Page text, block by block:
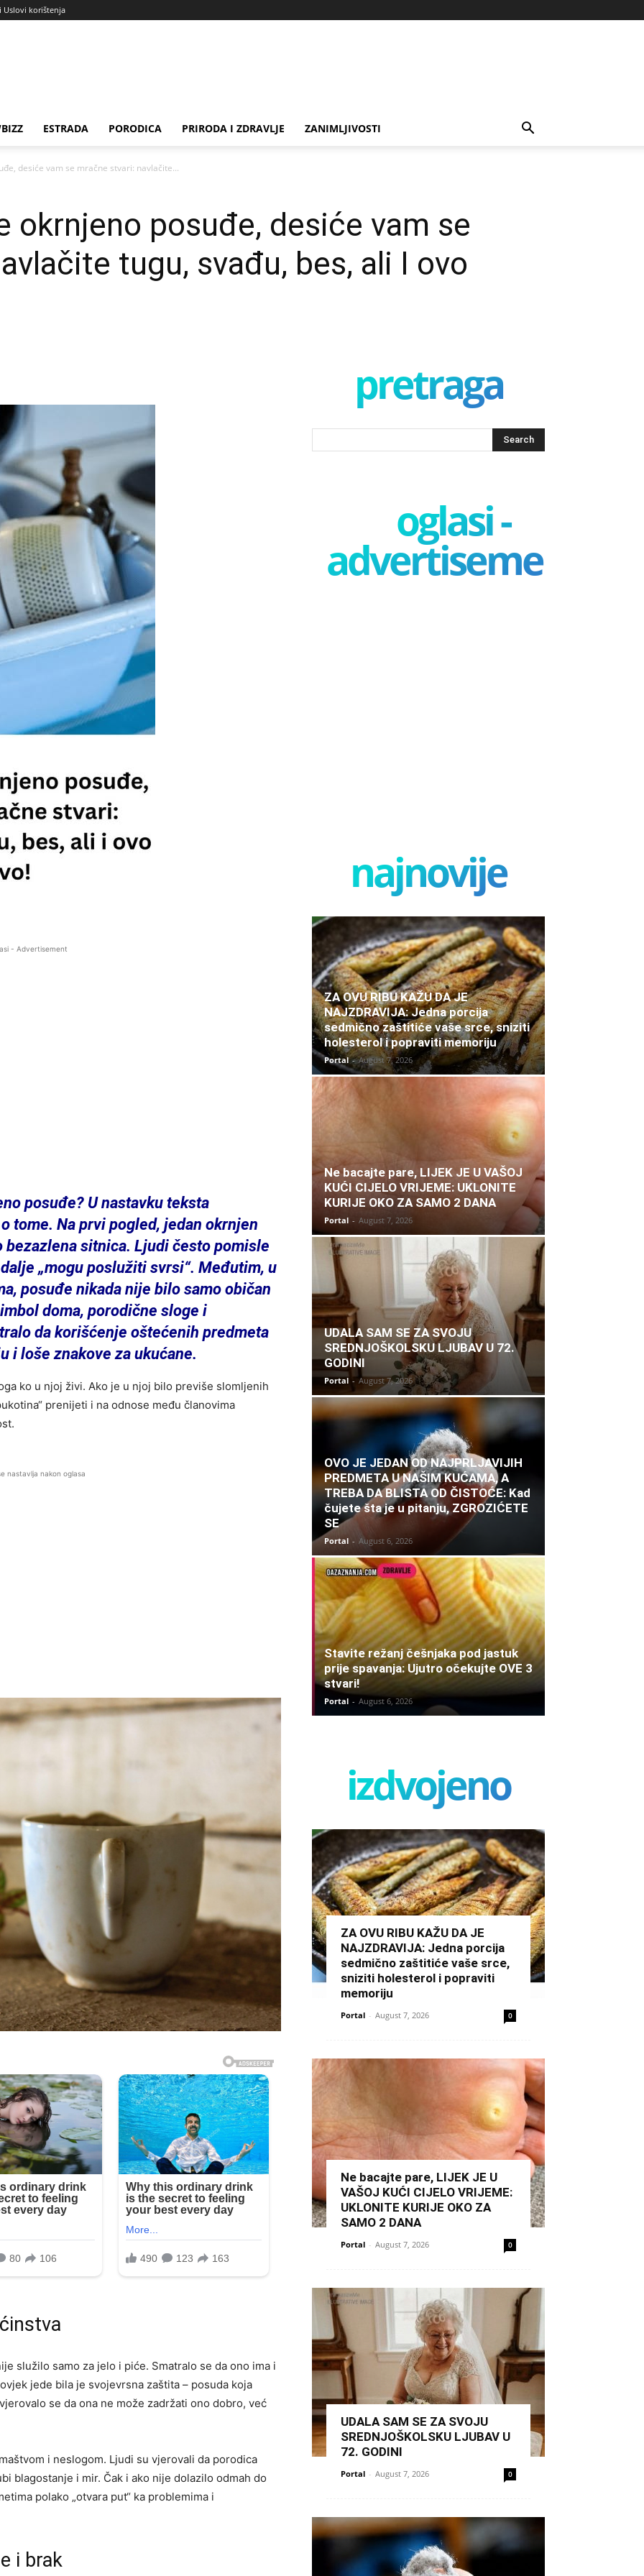
Uslovi korištenja
ESTRADA PORODICA PRIRODA I ZDRAVLJE ZANIMLJIVOSTI
desiće vam se mračne stvari: navlačite...
okrnjeno posuđe, desiće vam se
tugu, svađu, bes, ali I ovo
- Advertisement
posuđe? U nastavku teksta
tome. Na prvi pogled, jedan okrnjen
sitnica. Ljudi često pomisle
„mogu poslužiti svrsi“. Međutim, u
posuđe nikada nije bilo samo običan
doma, porodične sloge i
da korišćenje oštećenih predmeta
i loše znakove za ukućane.
ko u njoj živi. Ako je u njoj bilo previše slomljenih
prenijeti i na odnose među članovima
nastavlja nakon oglasa
služilo samo za jelo i piće. Smatralo se da ono ima i
jede bila je svojevrsna zaštita – posuda koja
se da ona ne može zadržati ono dobro, već
i neslogom. Ljudi su vjerovali da porodica
blagostanje i mir. Čak i ako nije dolazilo odmah do
polako „otvara put“ ka problemima i
i brak
pretraga
oglasi -
advertisement
najnovije
ZA OVU RIBU KAŽU DA JE
NAJZDRAVIJA: Jedna porcija
sedmično zaštitiće vaše srce, sniziti
holesterol i popraviti memoriju
Portal - August 7, 2026
Ne bacajte pare, LIJEK JE U VAŠOJ
KUĆI CIJELO VRIJEME: UKLONITE
KURIJE OKO ZA SAMO 2 DANA
Portal - August 7, 2026
UDALA SAM SE ZA SVOJU
SREDNJOŠKOLSKU LJUBAV U 72.
GODINI
Portal - August 7, 2026
OVO JE JEDAN OD NAJPRLJAVIJIH
PREDMETA U NAŠIM KUĆAMA, A
TREBA DA BLISTA OD ČISTOĆE: Kad
čujete šta je u pitanju, ZGROZIĆETE
SE
Portal - August 6, 2026
Stavite režanj češnjaka pod jastuk
prije spavanja: Ujutro očekujte OVE 3
stvari!
Portal - August 6, 2026
izdvojeno
ZA OVU RIBU KAŽU DA JE
NAJZDRAVIJA: Jedna porcija
sedmično zaštitiće vaše srce,
sniziti holesterol i popraviti
memoriju
Portal - August 7, 2026 0
Ne bacajte pare, LIJEK JE U
VAŠOJ KUĆI CIJELO VRIJEME:
UKLONITE KURIJE OKO ZA
SAMO 2 DANA
Portal - August 7, 2026 0
UDALA SAM SE ZA SVOJU
SREDNJOŠKOLSKU LJUBAV U
72. GODINI
Portal - August 7, 2026 0